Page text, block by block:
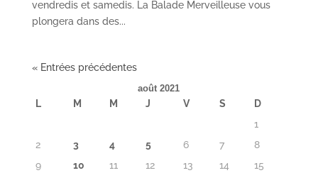
vendredis et samedis. La Balade Merveilleuse vous
plongera dans des...
« Entrées précédentes
août 2021
L M M J V S
D
1
2
3 4 5 6 7
8
9
10 11 12 13 14 15